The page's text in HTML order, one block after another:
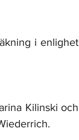
i enlighet
Kilinski och